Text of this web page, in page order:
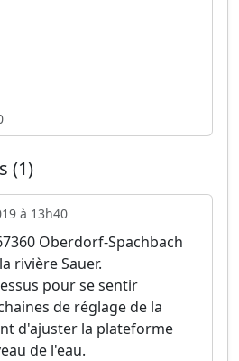
(1)
à 13h40
Oberdorf-Spachbach
rivière Sauer.
pour se sentir
de réglage de la
d'ajuster la plateforme
de l'eau.